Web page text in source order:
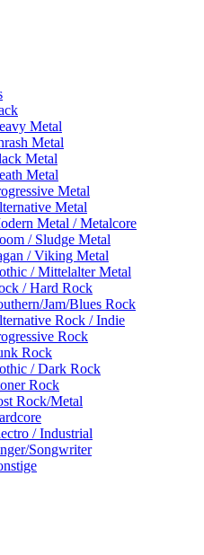
Metal
Metal
Metal
Metal
Metal
Metal
Metal / Metalcore
/ Sludge Metal
/ Viking Metal
/ Mittelalter Metal
/ Hard Rock
Jam/Blues Rock
Rock / Indie
Rock
Rock
/ Dark Rock
Rock
Rock/Metal
/ Industrial
Songwriter